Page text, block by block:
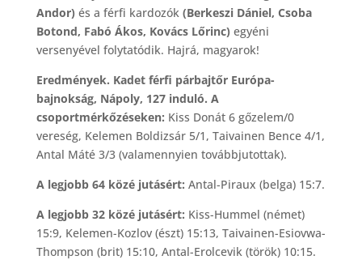
Andor) és a férfi kardozók (Berkeszi Dániel, Csoba
Botond, Fabó Ákos, Kovács Lőrinc) egyéni
versenyével folytatódik. Hajrá, magyarok!
Eredmények. Kadet férfi párbajtőr Európa-
bajnokság, Nápoly, 127 induló. A
csoportmérkőzéseken: Kiss Donát 6 gőzelem/0
vereség, Kelemen Boldizsár 5/1, Taivainen Bence 4/1,
Antal Máté 3/3 (valamennyien továbbjutottak).
A legjobb 64 közé jutásért: Antal-Piraux (belga) 15:7.
A legjobb 32 közé jutásért: Kiss-Hummel (német)
15:9, Kelemen-Kozlov (észt) 15:13, Taivainen-Esiovwa-
Thompson (brit) 15:10, Antal-Erolcevik (török) 10:15.